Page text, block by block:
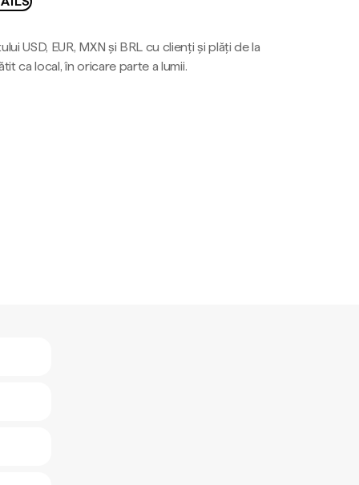
USD, EUR, MXN și BRL cu clienți și plăți de la
ca local, în oricare parte a lumii.